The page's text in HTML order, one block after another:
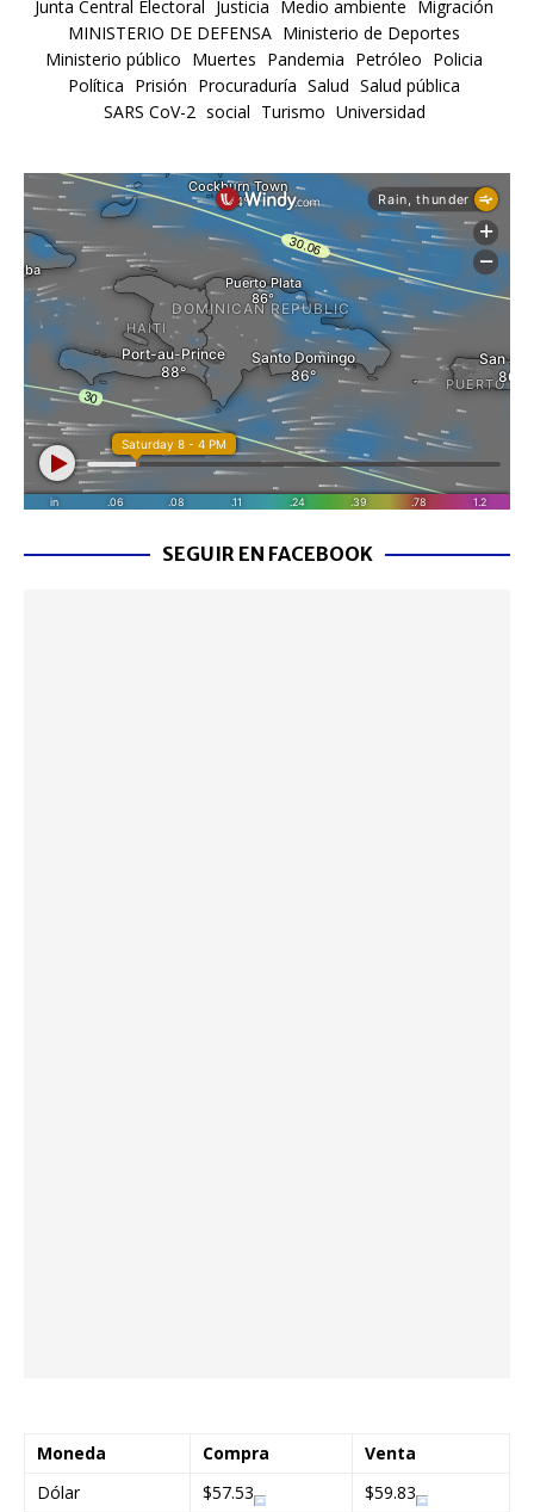
Junta Central Electoral Justicia Medio ambiente Migración
MINISTERIO DE DEFENSA Ministerio de Deportes
Ministerio público Muertes Pandemia Petróleo Policia
Política Prisión Procuraduría Salud Salud pública
SARS CoV-2 social Turismo Universidad
SEGUIR EN FACEBOOK
Moneda Compra
Venta
Dólar
$57.53
$59.83